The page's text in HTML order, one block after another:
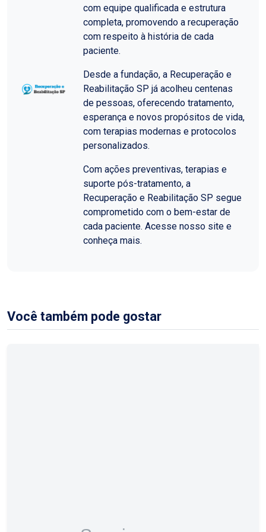
com equipe qualificada e estrutura
completa, promovendo a recuperação
com respeito à história de cada
paciente.
Desde a fundação, a Recuperação e
Reabilitação SP já acolheu centenas
de pessoas, oferecendo tratamento,
esperança e novos propósitos de vida,
com terapias modernas e protocolos
personalizados.
Com ações preventivas, terapias e
suporte pós-tratamento, a
Recuperação e Reabilitação SP segue
comprometido com o bem-estar de
cada paciente. Acesse nosso site e
conheça mais.
Você também pode gostar